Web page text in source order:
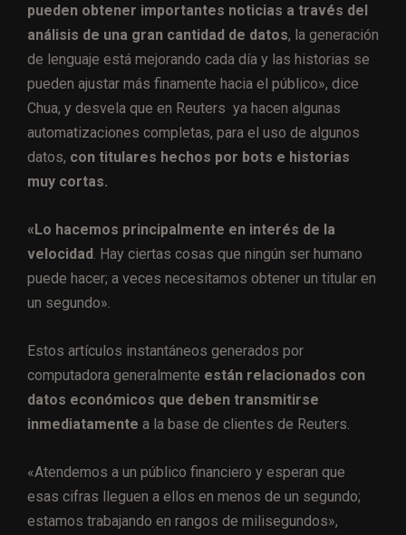
pueden obtener importantes noticias a través del
análisis de una gran cantidad de datos, la generación
de lenguaje está mejorando cada día y las historias se
pueden ajustar más finamente hacia el público», dice
Chua, y desvela que en Reuters ya hacen algunas
automatizaciones completas, para el uso de algunos
datos, con titulares hechos por bots e historias
muy cortas.
«Lo hacemos principalmente en interés de la
velocidad . Hay ciertas cosas que ningún ser humano
puede hacer; a veces necesitamos obtener un titular en
un segundo».
Estos artículos instantáneos generados por
computadora generalmente están relacionados con
datos económicos que deben transmitirse
inmediatamente a la base de clientes de Reuters.
«Atendemos a un público financiero y esperan que
esas cifras lleguen a ellos en menos de un segundo;
estamos trabajando en rangos de milisegundos»,